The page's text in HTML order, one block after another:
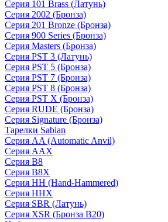
Серия 101 Brass (Латунь)
Серия 2002 (Бронза)
Серия 201 Bronze (Бронза)
Серия 900 Series (Бронза)
Серия Masters (Бронза)
Серия PST 3 (Латунь)
Серия PST 5 (Бронза)
Серия PST 7 (Бронза)
Серия PST 8 (Бронза)
Серия PST X (Бронза)
Серия RUDE (Бронза)
Серия Signature (Бронза)
Тарелки Sabian
Серия AA (Automatic Anvil)
Серия AAX
Серия B8
Серия B8X
Серия HH (Hand-Hammered)
Серия HHX
Серия SBR (Латунь)
Серия XSR (Бронза B20)